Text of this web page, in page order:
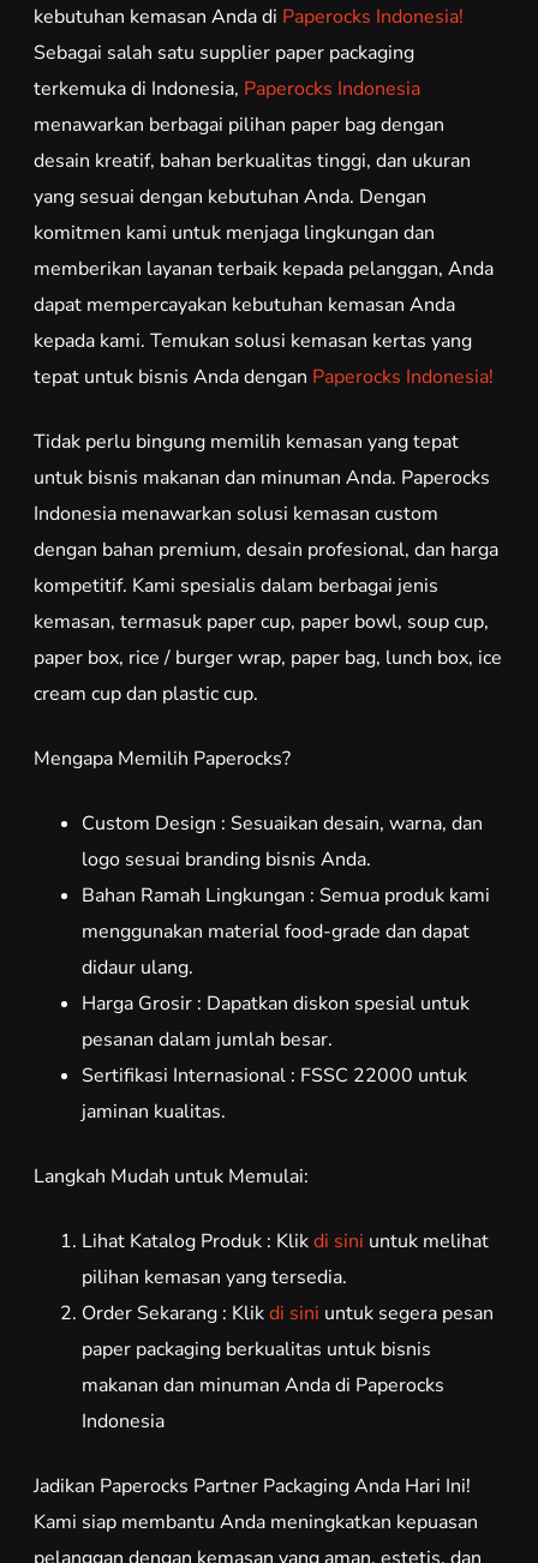
kebutuhan kemasan Anda di Paperocks Indonesia!
Sebagai salah satu supplier paper packaging
terkemuka di Indonesia, Paperocks Indonesia
menawarkan berbagai pilihan paper bag dengan
desain kreatif, bahan berkualitas tinggi, dan ukuran
yang sesuai dengan kebutuhan Anda. Dengan
komitmen kami untuk menjaga lingkungan dan
memberikan layanan terbaik kepada pelanggan, Anda
dapat mempercayakan kebutuhan kemasan Anda
kepada kami. Temukan solusi kemasan kertas yang
tepat untuk bisnis Anda dengan Paperocks Indonesia!
Tidak perlu bingung memilih kemasan yang tepat
untuk bisnis makanan dan minuman Anda. Paperocks
Indonesia menawarkan solusi kemasan custom
dengan bahan premium, desain profesional, dan harga
kompetitif. Kami spesialis dalam berbagai jenis
kemasan, termasuk paper cup, paper bowl, soup cup,
paper box, rice / burger wrap, paper bag, lunch box, ice
cream cup dan plastic cup.
Mengapa Memilih Paperocks?
Custom Design : Sesuaikan desain, warna, dan
logo sesuai branding bisnis Anda.
Bahan Ramah Lingkungan : Semua produk kami
menggunakan material food-grade dan dapat
didaur ulang.
Harga Grosir : Dapatkan diskon spesial untuk
pesanan dalam jumlah besar.
Sertifikasi Internasional : FSSC 22000 untuk
jaminan kualitas.
Langkah Mudah untuk Memulai:
Lihat Katalog Produk : Klikdi sini untuk melihat
pilihan kemasan yang tersedia.
Order Sekarang : Klikdi sini untuk segera pesan
paper packaging berkualitas untuk bisnis
makanan dan minuman Anda di Paperocks
Indonesia
Jadikan Paperocks Partner Packaging Anda Hari Ini!
Kami siap membantu Anda meningkatkan kepuasan